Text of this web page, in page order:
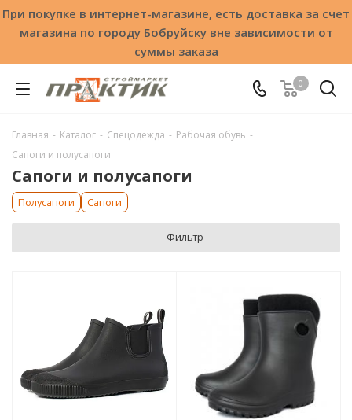
При покупке в интернет-магазине, есть доставка за счет
магазина по городу Бобруйску вне зависимости от
суммы заказа
0
Главная - Каталог - Спецодежда - Рабочая обувь -
Сапоги и полусапоги
Сапоги и полусапоги
Полусапоги Сапоги
Фильтр